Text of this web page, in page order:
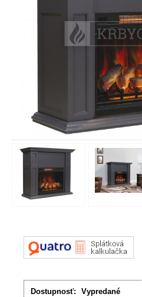
Dostupnosť: Vypredané